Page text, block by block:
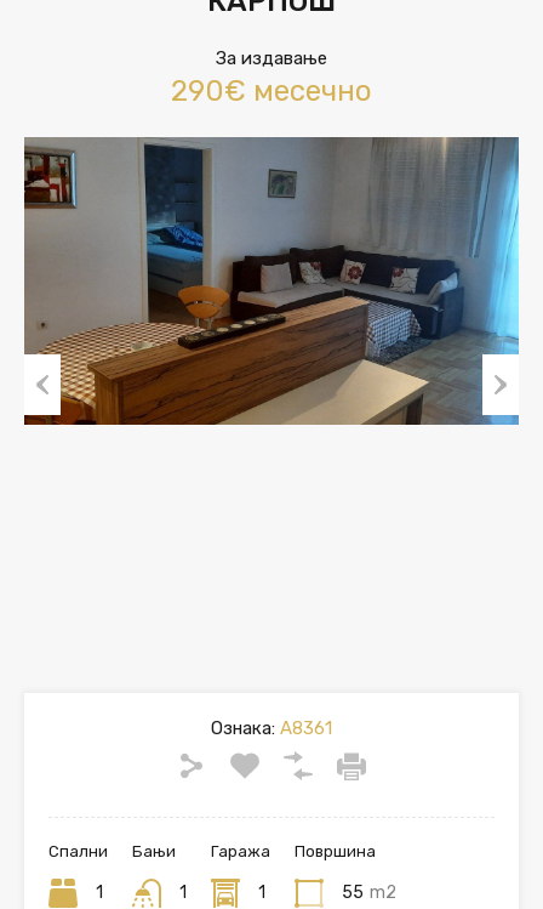
За издавање
290€ месечно
Previous Next
Ознака: A8361
Спални
1
Бањи
1
Гаража
1
Површина
55 m2